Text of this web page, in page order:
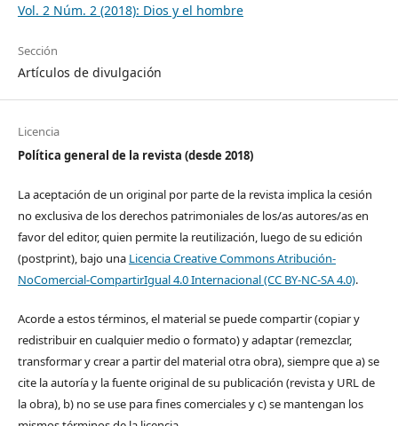
Vol. 2 Núm. 2 (2018): Dios y el hombre
Sección
Artículos de divulgación
Licencia
Política general de la revista (desde 2018)
La aceptación de un original por parte de la revista implica la cesión
no exclusiva de los derechos patrimoniales de los/as autores/as en
favor del editor, quien permite la reutilización, luego de su edición
(postprint), bajo una Licencia Creative Commons Atribución-
NoComercial-CompartirIgual 4.0 Internacional (CC BY-NC-SA 4.0).
Acorde a estos términos, el material se puede compartir (copiar y
redistribuir en cualquier medio o formato) y adaptar (remezclar,
transformar y crear a partir del material otra obra), siempre que a) se
cite la autoría y la fuente original de su publicación (revista y URL de
la obra), b) no se use para fines comerciales y c) se mantengan los